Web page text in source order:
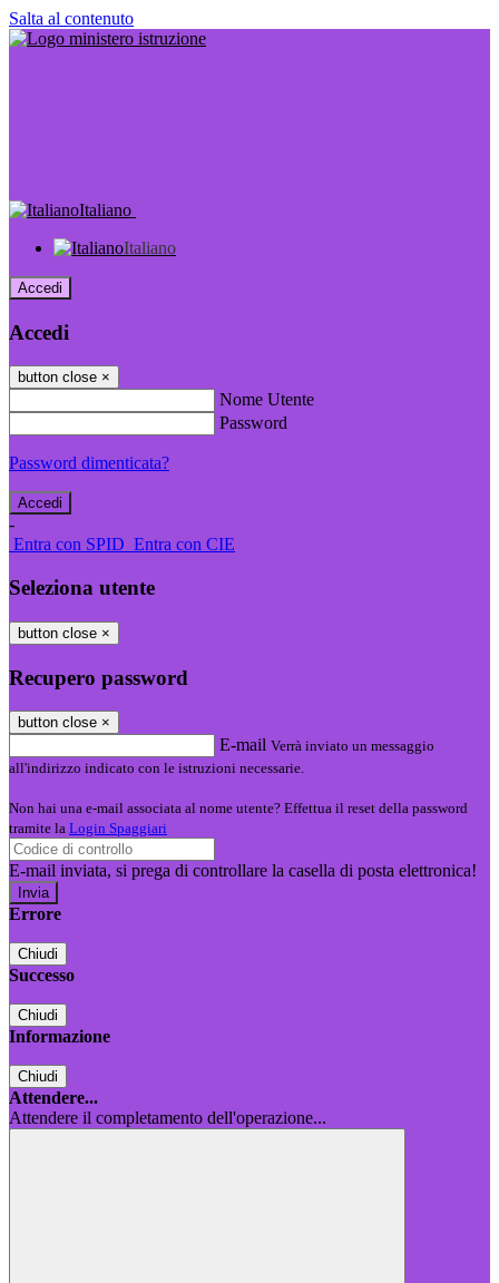
Salta al contenuto
Italiano
Italiano
Accedi
Accedi
button close ×
Nome Utente
Password
Password dimenticata?
-
Entra con SPID Entra con CIE
Seleziona utente
button close ×
Recupero password
button close ×
E-mail Verrà inviato un messaggio
all'indirizzo indicato con le istruzioni necessarie.
Non hai una e-mail associata al nome utente? Effettua il reset della password
tramite la Login Spaggiari
E-mail inviata, si prega di controllare la casella di posta elettronica!
Errore
Chiudi
Successo
Chiudi
Informazione
Chiudi
Attendere...
Attendere il completamento dell'operazione...